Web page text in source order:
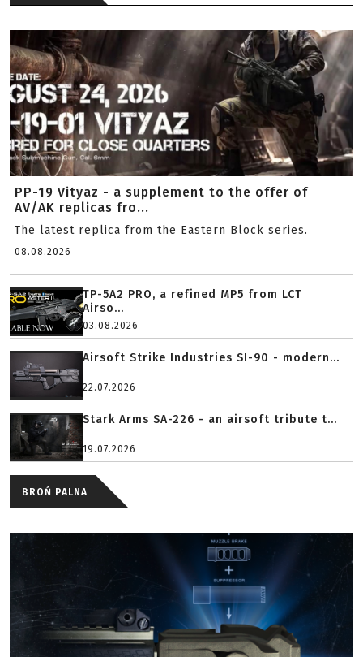
PP-19 Vityaz - a supplement to the offer of
AV/AK replicas fro...
The latest replica from the Eastern Block series.
08.08.2026
TP-5A2 PRO, a refined MP5 from LCT
Airso...
03.08.2026
Airsoft Strike Industries SI-90 - modern...
22.07.2026
Stark Arms SA-226 - an airsoft tribute t...
19.07.2026
BROŃ PALNA